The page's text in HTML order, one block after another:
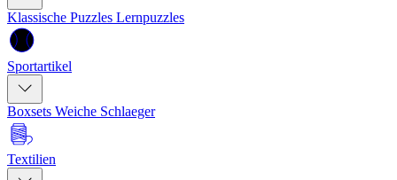
Klassische Puzzles Lernpuzzles
Sportartikel
Boxsets Weiche Schlaeger
Textilien